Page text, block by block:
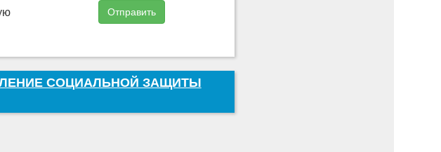
Отправить
СОЦИАЛЬНОЙ ЗАЩИТЫ